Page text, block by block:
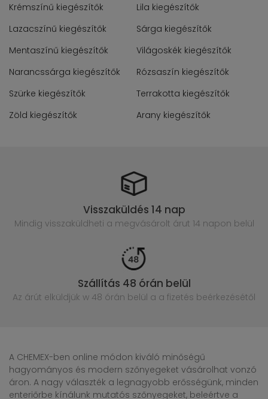
Krémszínű kiegészítők
Lila kiegészítők
Lazacszínű kiegészítők
Sárga kiegészítők
Mentaszínű kiegészítők
Világoskék kiegészítők
Narancssárga kiegészítők
Rózsaszín kiegészítők
Szürke kiegészítők
Terrakotta kiegészítők
Zöld kiegészítők
Arany kiegészítők
Visszaküldés 14 nap
Mindig visszaküldheti a megvásárolt árut 14 napon belül
Szállítás 48 órán belül
Az árút elküldjük w 48 órán belül a a fizetés beérkezésétől
A CHEMEX-ben online módon kiváló minőségű
hagyományos és modern szőnyegeket vásárolhat vonzó
áron. A nagy választék a legnagyobb erősségünk, minden
enteriőrbe kínálunk mutatós szőnyegeket, beleértve a